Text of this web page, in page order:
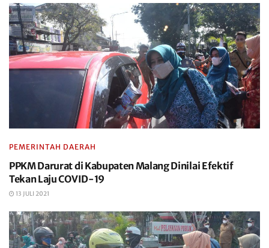
PEMERINTAH DAERAH
PPKM Darurat di Kabupaten Malang Dinilai Efektif
Tekan Laju COVID-19
13 JULI 2021